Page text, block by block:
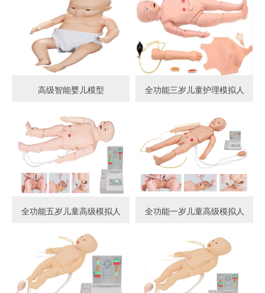
高级智能婴儿模型 全功能三岁儿童护理模拟人
全功能五岁儿童高级模拟人 全功能一岁儿童高级模拟人